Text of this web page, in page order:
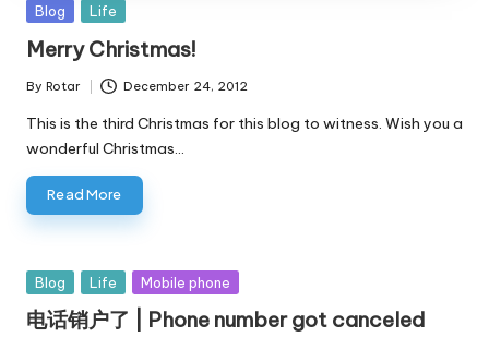
Posted
Blog Life
Merry Christmas!
Posted
by
By Rotar December 24, 2012
This is the third Christmas for this blog to witness. Wish you a
wonderful Christmas…
Read More
Posted
in
Blog Life Mobile phone
电话销户了 | Phone number got canceled